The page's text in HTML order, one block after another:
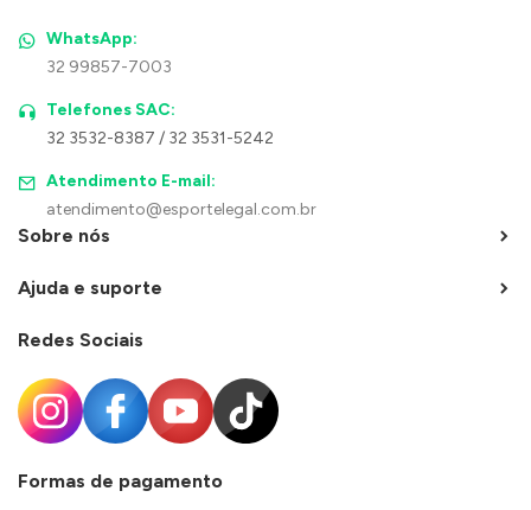
WhatsApp:
32 99857-7003
Telefones SAC:
32 3532-8387 / 32 3531-5242
Atendimento E-mail:
atendimento@esportelegal.com.br
Sobre nós
Ajuda e suporte
Redes Sociais
Formas de pagamento